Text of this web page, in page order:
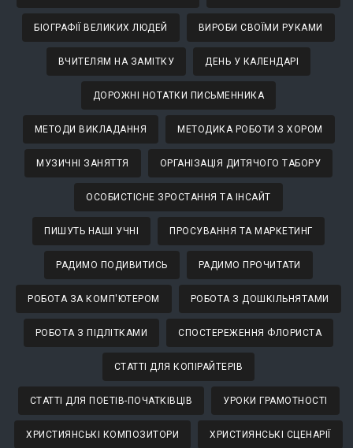
БІОГРАФІЇ ВЕЛИКИХ ЛЮДЕЙ ВИРОБИ СВОЇМИ РУКАМИ
ВЧИТЕЛЯМ НА ЗАМІТКУ ДЕНЬ У КАЛЕНДАРІ
ДОРОЖНІ НОТАТКИ ПИСЬМЕННИКА
МЕТОДИ ВИКЛАДАННЯ МЕТОДИКА РОБОТИ З ХОРОМ
МУЗИЧНІ ЗАНЯТТЯ ОРГАНІЗАЦІЯ ДИТЯЧОГО ТАБОРУ
ОСОБИСТІСНЕ ЗРОСТАННЯ ТА ІНСАЙТ
ПИШУТЬ НАШІ УЧНІ ПРОСУВАННЯ ТА МАРКЕТИНГ
РАДИМО ПОДИВИТИСЬ РАДИМО ПРОЧИТАТИ
РОБОТА ЗА КОМП'ЮТЕРОМ РОБОТА З ДОШКІЛЬНЯТАМИ
РОБОТА З ПІДЛІТКАМИ СПОСТЕРЕЖЕННЯ ФЛОРИСТА
СТАТТІ ДЛЯ КОПІРАЙТЕРІВ
СТАТТІ ДЛЯ ПОЕТІВ-ПОЧАТКІВЦІВ УРОКИ ГРАМОТНОСТІ
ХРИСТИЯНСЬКІ КОМПОЗИТОРИ ХРИСТИЯНСЬКІ СЦЕНАРІЇ